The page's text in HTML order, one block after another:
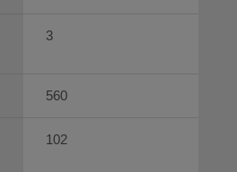
3
560
102